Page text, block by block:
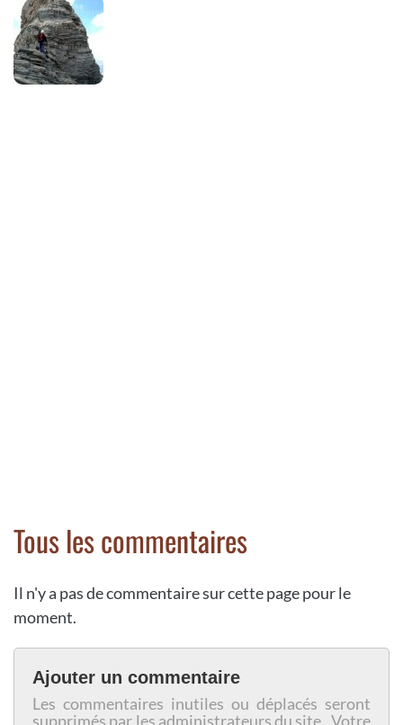
Tous les commentaires
Il n'y a pas de commentaire sur cette page pour le
moment.
Ajouter un commentaire
Les commentaires inutiles ou déplacés seront
supprimés par les administrateurs du site. Votre